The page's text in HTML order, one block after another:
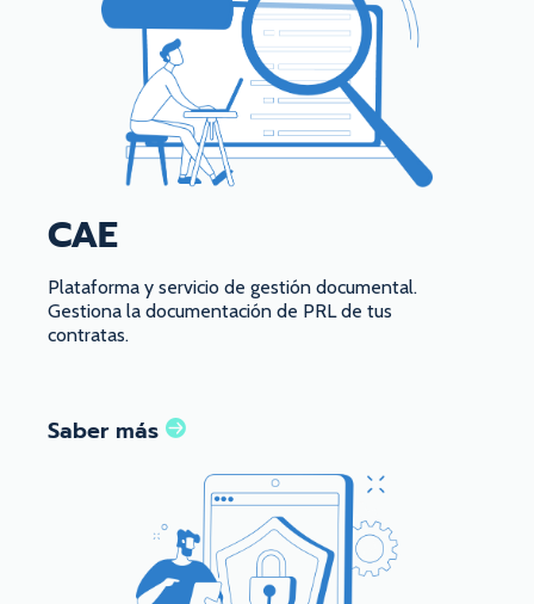
CAE
Plataforma y servicio de gestión documental.
Gestiona la documentación de PRL de tus
contratas.
Saber más